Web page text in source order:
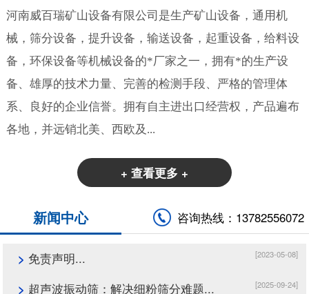
河南威百瑞矿山设备有限公司是生产矿山设备，通用机
械，筛分设备，提升设备，输送设备，起重设备，给料设
备，环保设备等机械设备的*厂家之一，拥有*的生产设
备、雄厚的技术力量、完善的检测手段、严格的管理体
系、良好的企业信誉。拥有自主进出口经营权，产品遍布
各地，并远销北美、西欧及...
+ 查看更多 +
咨询热线：13782556072
新闻中心
[2023-05-08]
> 免责声明...
[2025-09-24]
> 超声波振动筛：解决细粉筛分难题...